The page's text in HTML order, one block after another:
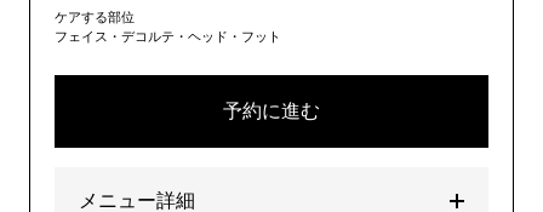
ケアする部位
フェイス・デコルテ・ヘッド・フット
予約に進む
メニュー詳細